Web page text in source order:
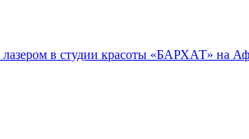
в студии красоты «БАРХАТ» на